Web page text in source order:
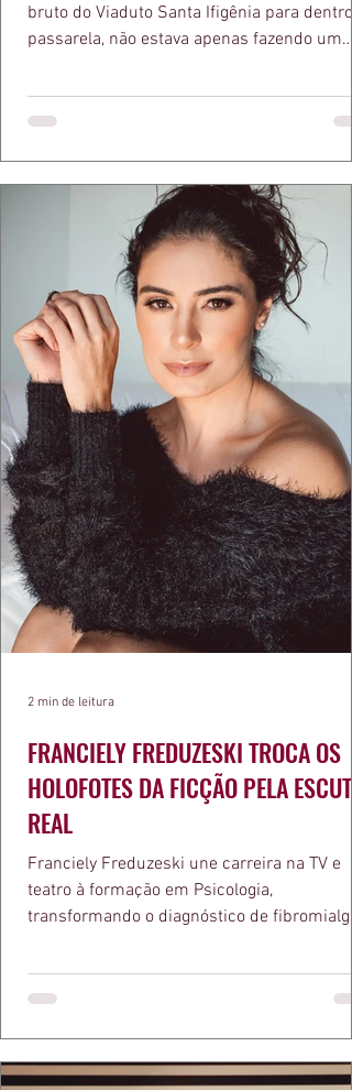
bruto do Viaduto Santa Ifigênia para dentro
passarela, não estava apenas fazendo um
a apresentadora e influenciadora Juliana
defende há tempos, o de que moda
estruturas geométricas, volumes
aquele concreto aparente típico da
arquitetura paulistana em peças de vestir,
FRANCIELY FREDUZESKI TROCA OS
HOLOFOTES DA FICÇÃO PELA ESCUTA
REAL
Franciely Freduzeski une carreira na TV e
teatro à formação em Psicologia,
transformando o diagnóstico de fibromialgia
medalha Chiquinha Gonzaga.
2 min de leitura